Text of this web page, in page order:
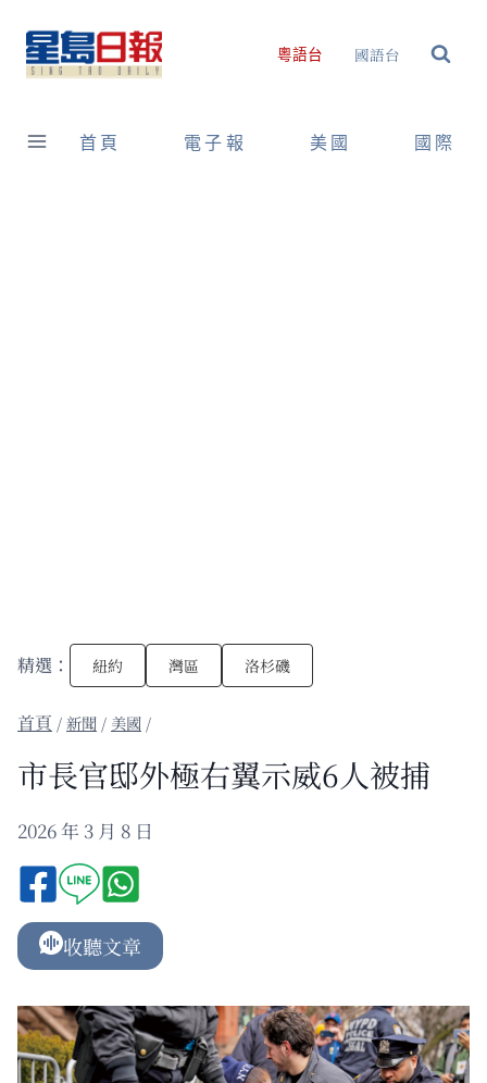
content
粵語台 國語台
首頁 電子報 美國 國際
精選： 紐約 灣區 洛杉磯
/新聞 / 美國 /
市長官邸外極右翼示威6人被捕
2026 年 3 月 8 日
收聽文章